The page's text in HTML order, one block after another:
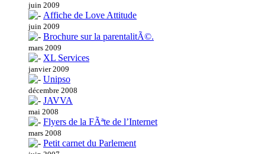
juin 2009
Affiche de Love Attitude
juin 2009
Brochure sur la parentalitÃ©.
mars 2009
XL Services
janvier 2009
Unipso
décembre 2008
JAVVA
mai 2008
Flyers de la FÃªte de l’Internet
mars 2008
Petit carnet du Parlement